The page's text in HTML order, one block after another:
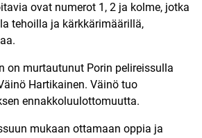
ovat numerot 1, 2 ja kolme, jotka
tehoilla ja kärkkärimäärillä,
on murtautunut Porin pelireissulla
Hartikainen. Väinö tuo
ennakkoluulottomuutta.
mukaan ottamaan oppia ja